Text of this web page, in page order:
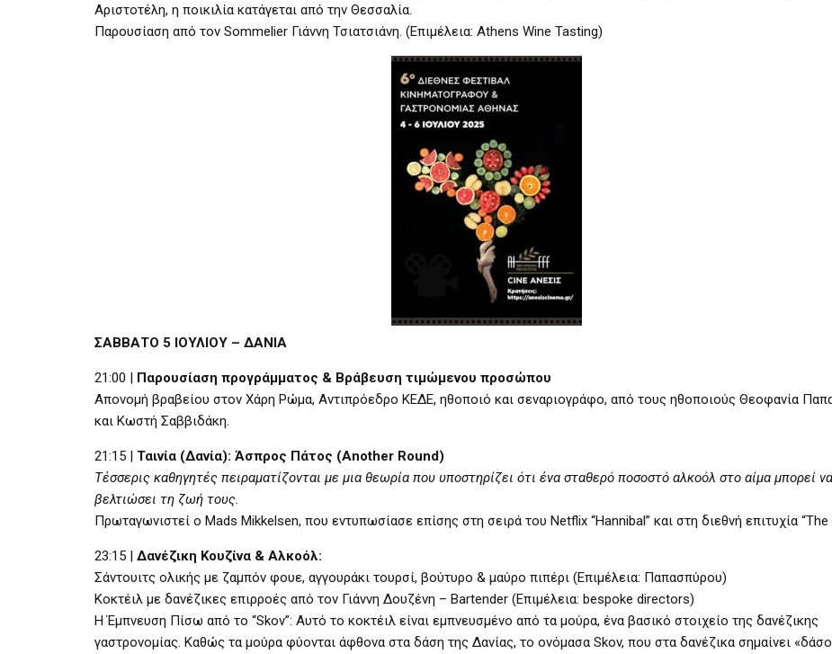
Αριστοτέλη, η ποικιλία κατάγεται από την Θεσσαλία.
Παρουσίαση από τον Sommelier Γιάννη Τσιατσιάνη. (Επιμέλεια: Athens Wine Tasting)
ΣΑΒΒΑΤΟ 5 ΙΟΥΛΙΟΥ – ΔΑΝΙΑ
21:00 | Παρουσίαση προγράμματος & Βράβευση τιμώμενου προσώπου
Απονομή βραβείου στον Χάρη Ρώμα, Αντιπρόεδρο ΚΕΔΕ, ηθοποιό και σεναριογράφο, από τους ηθοποιούς Θεοφανία
και Κωστή Σαββιδάκη.
21:15 | Ταινία (Δανία): Άσπρος Πάτος (Another Round)
Τέσσερις καθηγητές πειραματίζονται με μια θεωρία που υποστηρίζει ότι ένα σταθερό ποσοστό αλκοόλ στο αίμα μπορεί να
βελτιώσει τη ζωή τους.
Πρωταγωνιστεί ο Mads Mikkelsen, που εντυπωσίασε επίσης στη σειρά του Netflix “Hannibal” και στη διεθνή επιτυχία “The
23:15 | Δανέζικη Κουζίνα & Αλκοόλ:
Σάντουιτς ολικής με ζαμπόν φουε, αγγουράκι τουρσί, βούτυρο & μαύρο πιπέρι (Επιμέλεια: Παπασπύρου)
Κοκτέιλ με δανέζικες επιρροές από τον Γιάννη Δουζένη – Bartender (Επιμέλεια: bespoke directors)
Η Έμπνευση Πίσω από το “Skov”: Αυτό το κοκτέιλ είναι εμπνευσμένο από τα μούρα, ένα βασικό στοιχείο της δανέζικης
γαστρονομίας. Καθώς τα μούρα φύονται άφθονα στα δάση της Δανίας, το ονόμασα Skov, που στα δανέζικα σημαίνει